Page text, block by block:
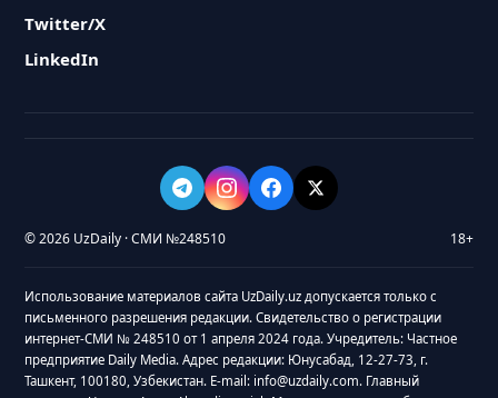
Twitter/X
LinkedIn
© 2026 UzDaily · СМИ №248510 18+
Использование материалов сайта UzDaily.uz допускается только с
письменного разрешения редакции. Свидетельство о регистрации
интернет-СМИ № 248510 от 1 апреля 2024 года. Учредитель: Частное
предприятие Daily Media. Адрес редакции: Юнусабад, 12-27-73, г.
Ташкент, 100180, Узбекистан. E-mail: info@uzdaily.com. Главный